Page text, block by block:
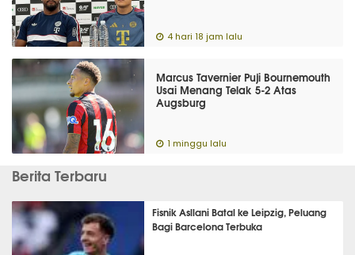
4 hari 18 jam lalu
Marcus Tavernier Puji Bournemouth
Usai Menang Telak 5-2 Atas
Augsburg
1 minggu lalu
Berita Terbaru
Fisnik Asllani Batal ke Leipzig, Peluang
Bagi Barcelona Terbuka